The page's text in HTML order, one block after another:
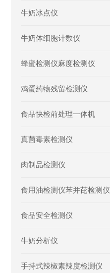
牛奶冰点仪
牛奶体细胞计数仪
蜂蜜检测仪麻度检测仪
鸡蛋药物残留检测仪
食品快检前处理一体机
真菌毒素检测仪
肉制品检测仪
食用油检测仪苯并芘检测仪
食品安全检测仪
牛奶分析仪
手持式辣椒素辣度检测仪